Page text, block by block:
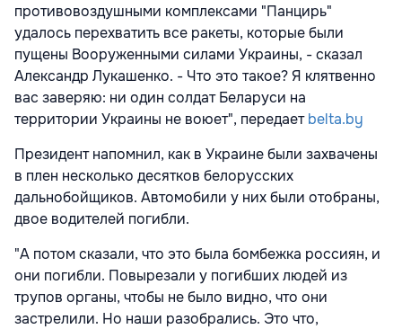
противовоздушными комплексами "Панцирь"
удалось перехватить все ракеты, которые были
пущены Вооруженными силами Украины, - сказал
Александр Лукашенко. - Что это такое? Я клятвенно
вас заверяю: ни один солдат Беларуси на
территории Украины не воюет", передаетbelta.by
Президент напомнил, как в Украине были захвачены
в плен несколько десятков белорусских
дальнобойщиков. Автомобили у них были отобраны,
двое водителей погибли.
"А потом сказали, что это была бомбежка россиян, и
они погибли. Повырезали у погибших людей из
трупов органы, чтобы не было видно, что они
застрелили. Но наши разобрались. Это что,